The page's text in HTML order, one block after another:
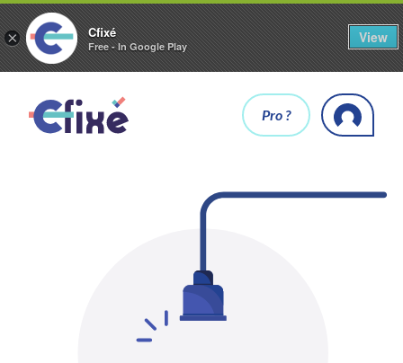
× Cfixé
Free - In Google Play
View
Pro ?